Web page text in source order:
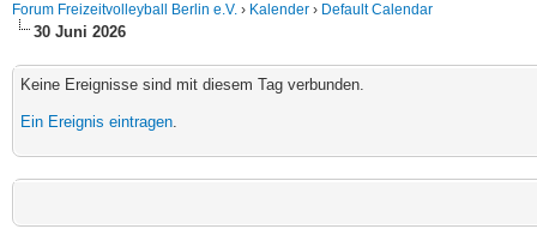
Forum Freizeitvolleyball Berlin e.V. › Kalender › Default Calendar
30 Juni 2026
Keine Ereignisse sind mit diesem Tag verbunden.
Ein Ereignis eintragen.